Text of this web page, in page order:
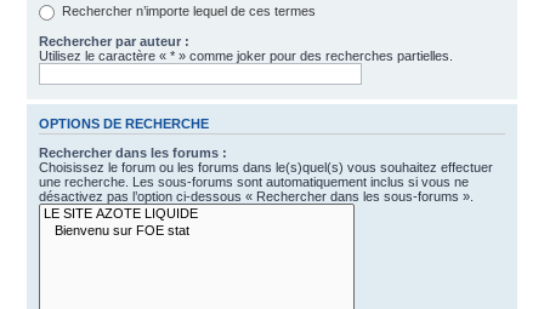
Rechercher n’importe lequel de ces termes
Rechercher par auteur :
Utilisez le caractère « * » comme joker pour des recherches partielles.
OPTIONS DE RECHERCHE
Rechercher dans les forums :
Choisissez le forum ou les forums dans le(s)quel(s) vous souhaitez effectuer
une recherche. Les sous-forums sont automatiquement inclus si vous ne
désactivez pas l’option ci-dessous « Rechercher dans les sous-forums ».